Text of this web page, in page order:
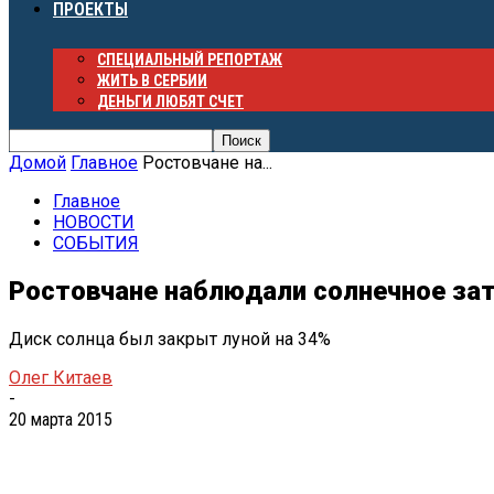
ПРОЕКТЫ
СПЕЦИАЛЬНЫЙ РЕПОРТАЖ
ЖИТЬ В СЕРБИИ
ДЕНЬГИ ЛЮБЯТ СЧЕТ
Домой Главное Ростовчане на...
Главное
НОВОСТИ
СОБЫТИЯ
Ростовчане наблюдали солнечное
Диск солнца был закрыт луной на 34%
Олег Китаев
-
20 марта 2015